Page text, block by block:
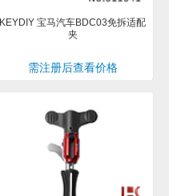
KEYDIY 宝马汽车BDC03免拆适配
夹
需注册后查看价格